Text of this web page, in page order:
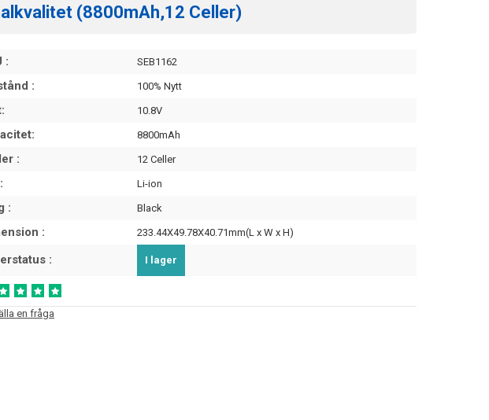
(8800mAh,12 Celler)
: SEB1162
: 100% Nytt
10.8V
8800mAh
: 12 Celler
Li-ion
: Black
: 233.44X49.78X40.71mm(L x W x H)
: I lager
en fråga